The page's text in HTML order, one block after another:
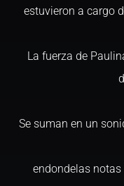
estuvieron a cargo
La fuerza de
Se suman en un
endondelas